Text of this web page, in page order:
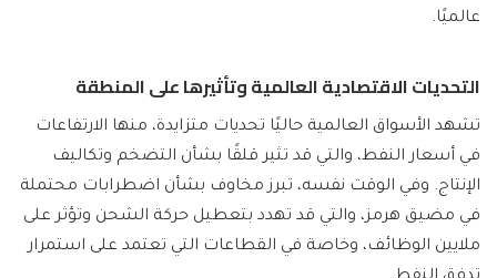
عالميًا.
التحديات الاقتصادية العالمية وتأثيرها على المنطقة
تشهد الأسواق العالمية حاليًا تحديات متزايدة، منها الارتفاعات
في أسعار النفط، والتي قد تثير قلقًا بشأن التضخم وتكاليف
الإنتاج. وفي الوقت نفسه، تبرز مخاوف بشأن اضطرابات محتملة
في مضيق هرمز، والتي قد تهدد بتعطيل حركة الشحن وتؤثر على
ملايين الوظائف، وخاصة في القطاعات التي تعتمد على استمرار